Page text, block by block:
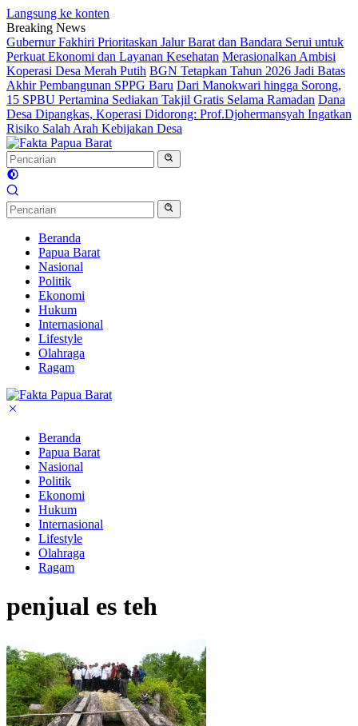
Langsung ke konten
Breaking News
Gubernur Fakhiri Prioritaskan Jalur Barat dan Bandara Serui untuk
Perkuat Ekonomi dan Layanan Kesehatan Merasionalkan Ambisi
Koperasi Desa Merah Putih BGN Tetapkan Tahun 2026 Jadi Batas
Akhir Pembangunan SPPG Baru Dari Manokwari hingga Sorong,
15 SPBU Pertamina Sediakan Takjil Gratis Selama Ramadan Dana
Desa Dipangkas, Koperasi Didorong: Prof.Djohermansyah Ingatkan
Risiko Salah Arah Kebijakan Desa
Beranda
Papua Barat
Nasional
Politik
Ekonomi
Hukum
Internasional
Lifestyle
Olahraga
Ragam
Beranda
Papua Barat
Nasional
Politik
Ekonomi
Hukum
Internasional
Lifestyle
Olahraga
Ragam
penjual es teh